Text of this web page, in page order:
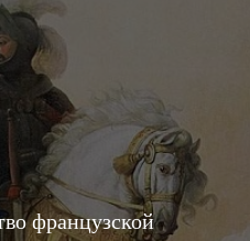
французской